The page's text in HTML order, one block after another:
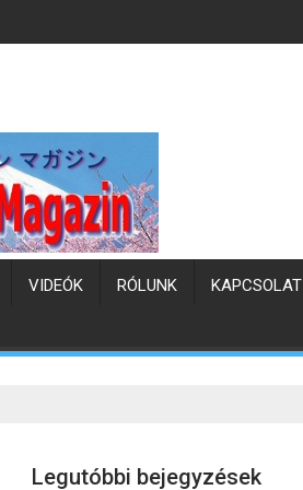
VIDEÓK RÓLUNK KAPCSOLAT
Legutóbbi bejegyzések